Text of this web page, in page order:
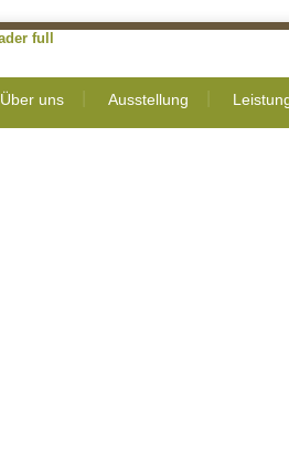
Über uns Ausstellung